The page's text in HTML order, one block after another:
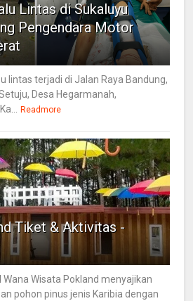
Lintas di Sukaluyu
Pengendara Motor
lintas terjadi di Jalan Raya Bandung,
Desa Hegarmanah,
Readmore
Tiket & Aktivitas -
Wana Wisata Pokland menyajikan
pohon pinus jenis Karibia dengan